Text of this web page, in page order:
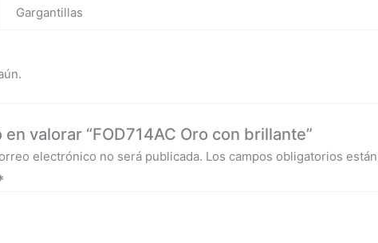
Gargantillas
valorar “FOD714AC Oro con brillante”
electrónico no será publicada. Los campos obligatorios